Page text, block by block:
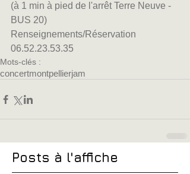
(à 1 min à pied de l'arrêt Terre Neuve -
BUS 20)
Renseignements/Réservation
06.52.23.53.35
Mots-clés :
concertmontpellierjam
Posts à l'affiche